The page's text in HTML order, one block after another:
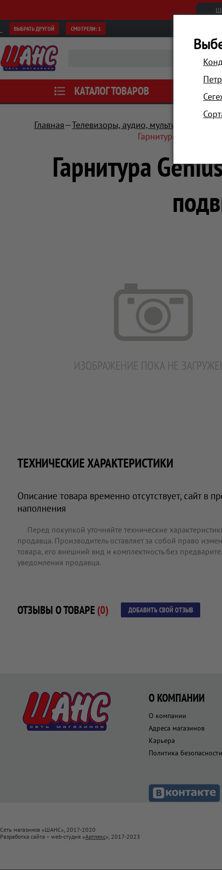
ВЫБРАТЬ ДРУГОЙ СМОТРЕЛИ: 1
КАТАЛОГ ТОВАРОВ АКЦИИ
Главная Телевизоры, аудио, мультимедиа
Гарнитура Genius
Гарнитура
ТЕХНИЧЕСКИЕ ХАРАКТЕРИСТИКИ
Описание товара временно отсутствует, сайт в
наполнения
Перед покупкой уточняйте технические
продавца. Производитель оставляет за собой право
товара, его внешний вид и комплектность без
уведомления продавца.
ОТЗЫВЫ О ТОВАРЕ (0) ДОБАВИТЬ СВОЙ ОТЗЫВ
О КОМПАНИИ
О компании
Адреса магазинов
Карьера
Политика безопасности
Сеть магазинов «ШАНС», 2017-2020
Разработка сайта – web-студия «Артлекс», 2017-2023